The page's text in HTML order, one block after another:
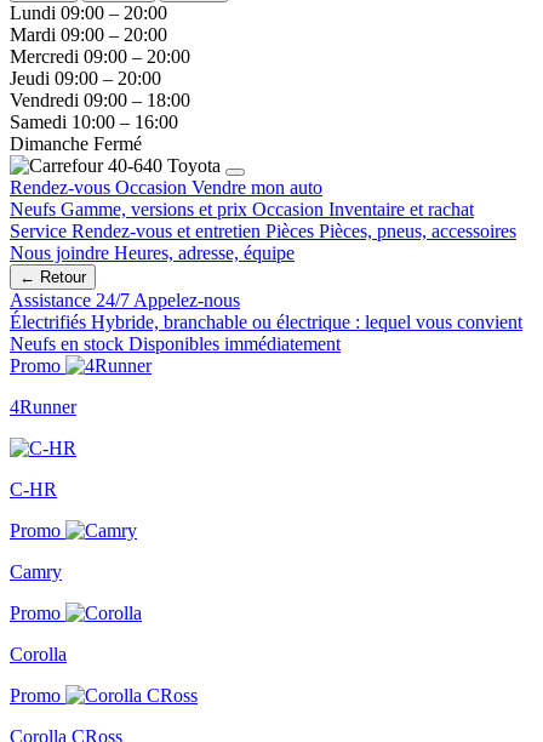
Lundi 09:00 – 20:00
Mardi 09:00 – 20:00
Mercredi 09:00 – 20:00
Jeudi 09:00 – 20:00
Vendredi 09:00 – 18:00
Samedi 10:00 – 16:00
Dimanche Fermé
Rendez-vous Occasion Vendre mon auto
Neufs Gamme, versions et prix Occasion Inventaire et rachat
Service Rendez-vous et entretien Pièces Pièces, pneus, accessoires
Nous joindre Heures, adresse, équipe
← Retour
Assistance 24/7 Appelez-nous
Électrifiés Hybride, branchable ou électrique : lequel vous convient
Neufs en stock Disponibles immédiatement
Promo
4Runner
C-HR
Promo
Camry
Promo
Corolla
Promo
Corolla CRoss